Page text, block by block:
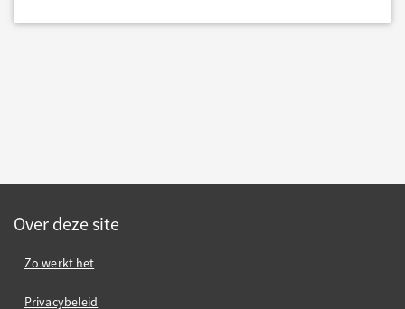
Over deze site
Zo werkt het
Privacybeleid